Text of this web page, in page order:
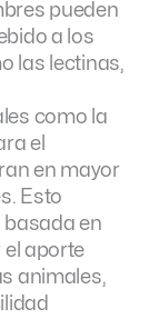
pueden
a los
las lectinas,
como la
el
en mayor
Esto
basada en
el aporte
animales,